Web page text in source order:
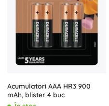
Acumulatori AAA HR3 900
mAh, blister 4 buc